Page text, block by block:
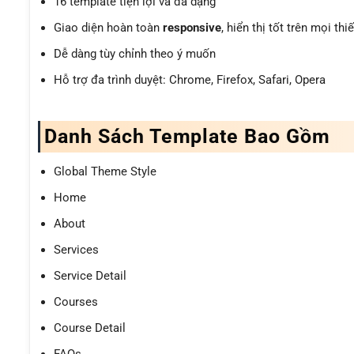
Giao diện hoàn toàn responsive, hiển thị tốt trên mọi
Dễ dàng tùy chỉnh theo ý muốn
Hỗ trợ đa trình duyệt: Chrome, Firefox, Safari, Opera
Danh Sách Template Bao Gồm
Global Theme Style
Home
About
Services
Service Detail
Courses
Course Detail